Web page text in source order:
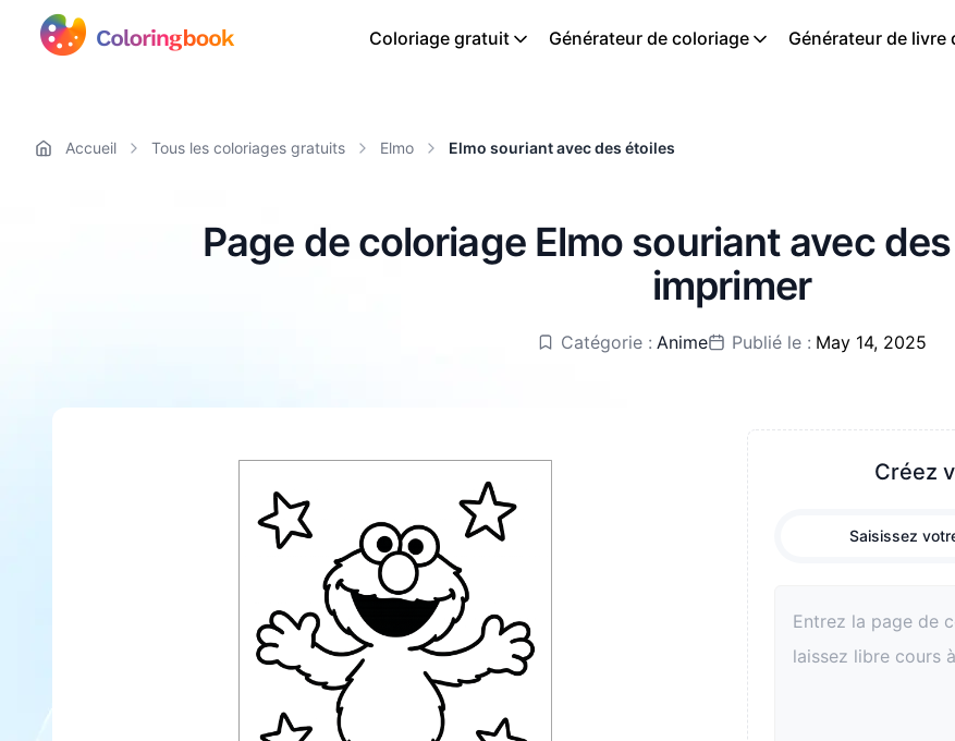
Coloriage gratuit Générateur de coloriage Générateur de livre
Accueil Tous les coloriages gratuits Elmo Elmo souriant avec des étoiles
Page de coloriage Elmo souriant avec
imprimer
Catégorie : Anime Publié le : May 14, 2025
Créez
Saisissez